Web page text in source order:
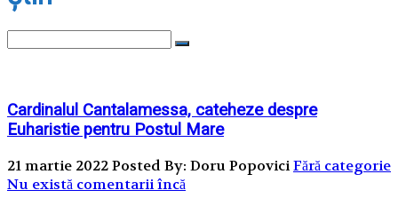
Cardinalul Cantalamessa, cateheze despre
Euharistie pentru Postul Mare
21 martie 2022Posted By: Doru PopoviciFără categorie
Nu există comentarii încă